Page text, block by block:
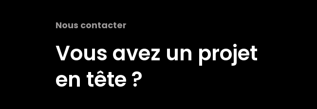
Nous contacter
Vous avez un projet
en tête ?